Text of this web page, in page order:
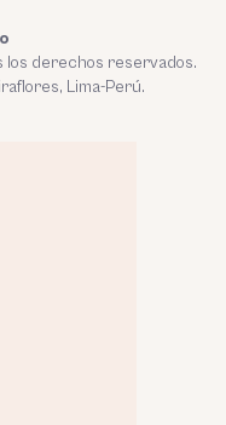
los derechos reservados.
Lima-Perú.